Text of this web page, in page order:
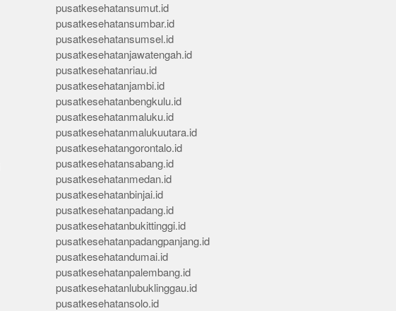
pusatkesehatansumut.id
pusatkesehatansumbar.id
pusatkesehatansumsel.id
pusatkesehatanjawatengah.id
pusatkesehatanriau.id
pusatkesehatanjambi.id
pusatkesehatanbengkulu.id
pusatkesehatanmaluku.id
pusatkesehatanmalukuutara.id
pusatkesehatangorontalo.id
pusatkesehatansabang.id
pusatkesehatanmedan.id
pusatkesehatanbinjai.id
pusatkesehatanpadang.id
pusatkesehatanbukittinggi.id
pusatkesehatanpadangpanjang.id
pusatkesehatandumai.id
pusatkesehatanpalembang.id
pusatkesehatanlubuklinggau.id
pusatkesehatansolo.id